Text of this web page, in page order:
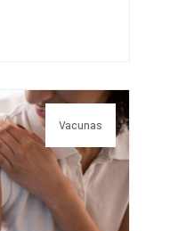
Vacunas